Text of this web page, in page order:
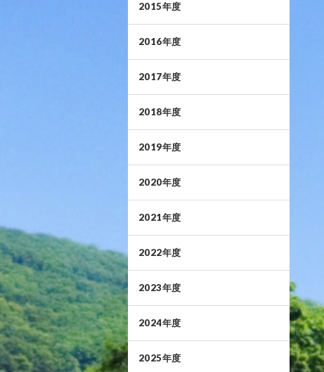
2015年度
2016年度
2017年度
2018年度
2019年度
2020年度
2021年度
2022年度
2023年度
2024年度
2025年度